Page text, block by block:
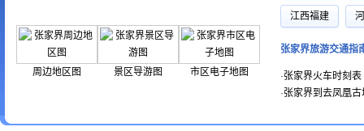
周边地区图 景区导游图 市区电子地图
江西福建
张家界旅游交通指
·张家界火车时刻
·张家界到去凤凰